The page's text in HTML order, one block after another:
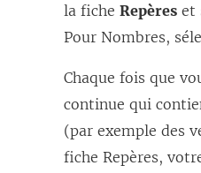
la fiche Repères et
Pour Nombres,
Chaque fois que
continue qui
(par exemple des
fiche Repères,